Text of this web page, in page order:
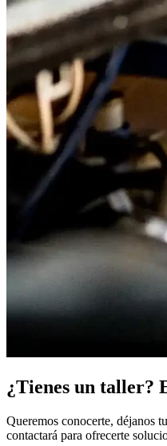
¿Tienes un taller?
Queremos conocerte, déjanos
contactará para ofrecerte